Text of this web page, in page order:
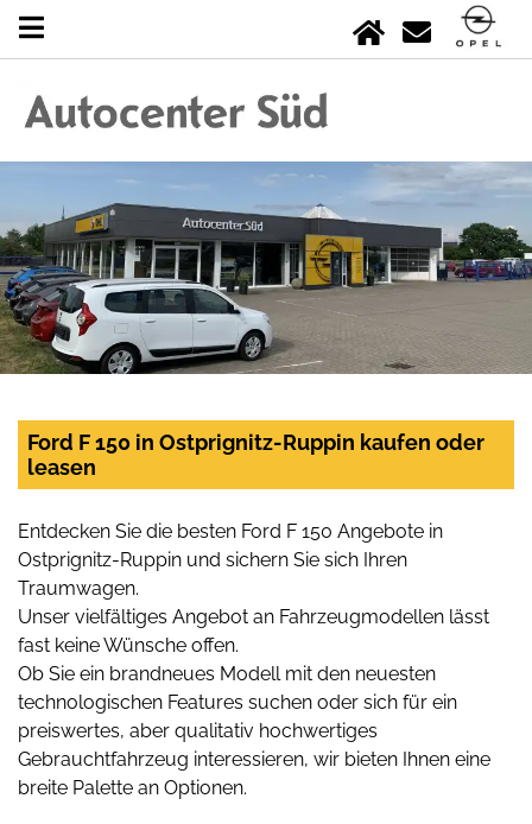
Ford F 150 in Ostprignitz-Ruppin kaufen oder
leasen
Entdecken Sie die besten Ford F 150 Angebote in
Ostprignitz-Ruppin und sichern Sie sich Ihren
Traumwagen.
Unser vielfältiges Angebot an Fahrzeugmodellen lässt
fast keine Wünsche offen.
Ob Sie ein brandneues Modell mit den neuesten
technologischen Features suchen oder sich für ein
preiswertes, aber qualitativ hochwertiges
Gebrauchtfahrzeug interessieren, wir bieten Ihnen eine
breite Palette an Optionen.